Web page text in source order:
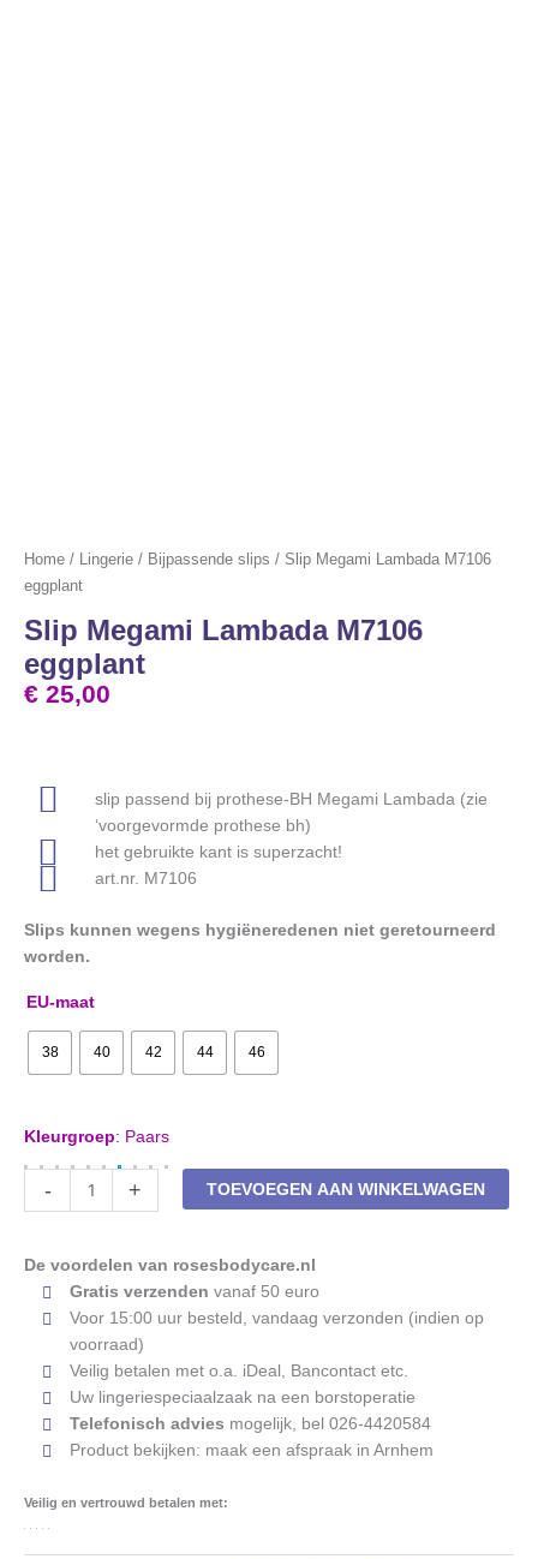
Home / Lingerie / Bijpassende slips / Slip Megami Lambada M7106
eggplant
Slip Megami Lambada M7106
eggplant
€ 25,00
slip passend bij prothese-BH Megami Lambada (zie
‘voorgevormde prothese bh)
het gebruikte kant is superzacht!
art.nr. M7106
Slips kunnen wegens hygiëneredenen niet geretourneerd
worden.
EU-maat
38 40 42 44 46
Kleurgroep: Paars
-
Megami
M7106
eggplant
aantal
+ TOEVOEGEN AAN WINKELWAGEN
De voordelen van rosesbodycare.nl
Gratis verzenden vanaf 50 euro
Voor 15:00 uur besteld, vandaag verzonden (indien op
voorraad)
Veilig betalen met o.a. iDeal, Bancontact etc.
Uw lingeriespeciaalzaak na een borstoperatie
Telefonisch advies mogelijk, bel 026-4420584
Product bekijken: maak een afspraak in Arnhem
Veilig en vertrouwd betalen met: